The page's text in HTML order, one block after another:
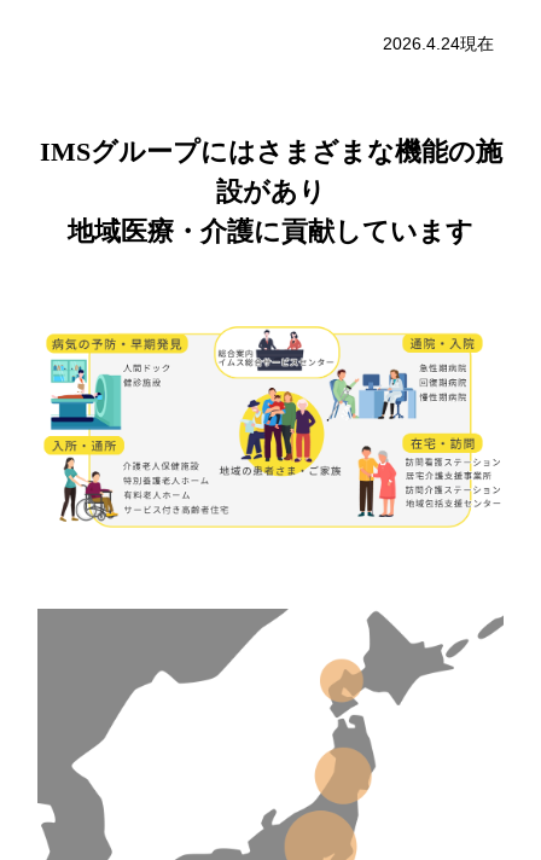
2026.4.24現在
IMSグループにはさまざまな機能の施
設があり
地域医療・介護に貢献しています